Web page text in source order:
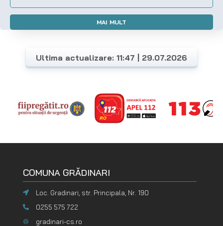
MAI MULT
Ultima actualizare: 11:47 | 29.07.2026
COMUNA GRĂDINARI
Loc. Gradinari, str. Principala, Nr. 190
0255 575 722
gradinari-cs.ro